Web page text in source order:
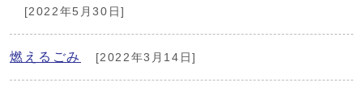
[2022年5月30日]
燃えるごみ [2022年3月14日]